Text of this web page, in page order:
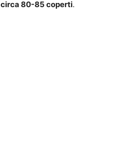
circa 80-85 coperti.